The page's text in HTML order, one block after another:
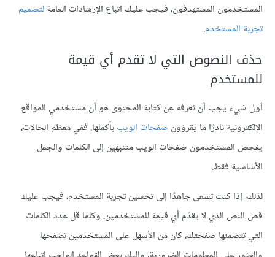
المستخدمون المستهدفون، فيجب عليك اتباع الإرشادات العامةلتصميم
تجربة المستخدم.
حذف النصوص التي لا تقدم أي قيمة
للمستخدم
أول شيء يجب أن تعرفه عن كتابة المحتوى هو أن مستخدمي المواقع
الإلكترونية نادرًا ما يقرؤون صفحات الويببأكملها. ففي معظم الحالات،
يفحص المستخدمون صفحات الويب منتبهين إلى الكلمات والجمل
الأساسية فقط.
لذلك، إذا كنت تسعى جاهدًا إلى تحسين تجربة المستخدم، فيجب عليك
قص النص الذي لا يقدّم أي قيمة للمستخدمين، وكلما قل عدد الكلمات
التي تتضمنها صفحتك، كان من الأسهل على المستخدمين تصفحها